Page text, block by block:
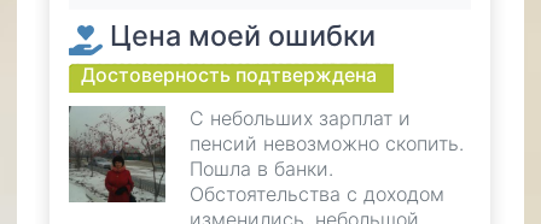
Цена моей ошибки
Достоверность подтверждена
С небольших зарплат и
пенсий невозможно скопить.
Пошла в банки.
Обстоятельства с доходом